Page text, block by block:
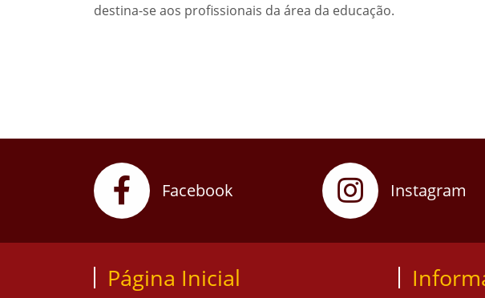
destina-se aos profissionais da área da educação.
Facebook Instagram
Página Inicial